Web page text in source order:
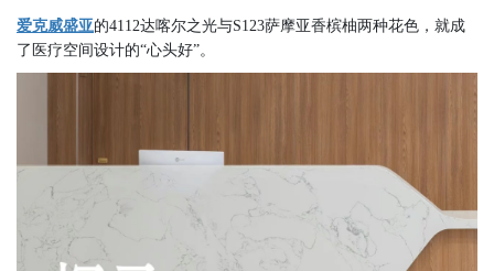
爱克威盛亚的4112达喀尔之光与S123萨摩亚香槟柚两种花色，就成
了医疗空间设计的“心头好”。